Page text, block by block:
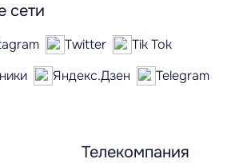
Телекомпания
сети
Twitter
Tik Tok
Яндекс.Дзен
Telegram